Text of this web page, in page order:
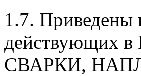
1.7. Приведены
действующих
СВАРКИ,